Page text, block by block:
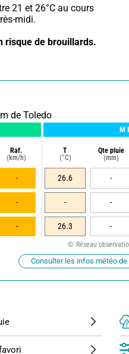
21 et 26°C au cours
midi.
risque de brouillards.
de Toledo
Raf.
(km/h)
T
(°C)
Qte pluie
(mm)
- 26.6 -
- - -
- 26.3 -
Réseau
Consulter les infos météo